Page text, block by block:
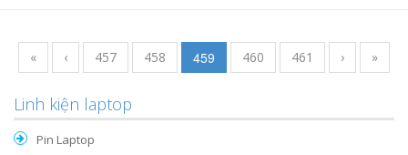
« ‹ 457 458 459 460 461 › »
Linh kiện laptop
Pin Laptop